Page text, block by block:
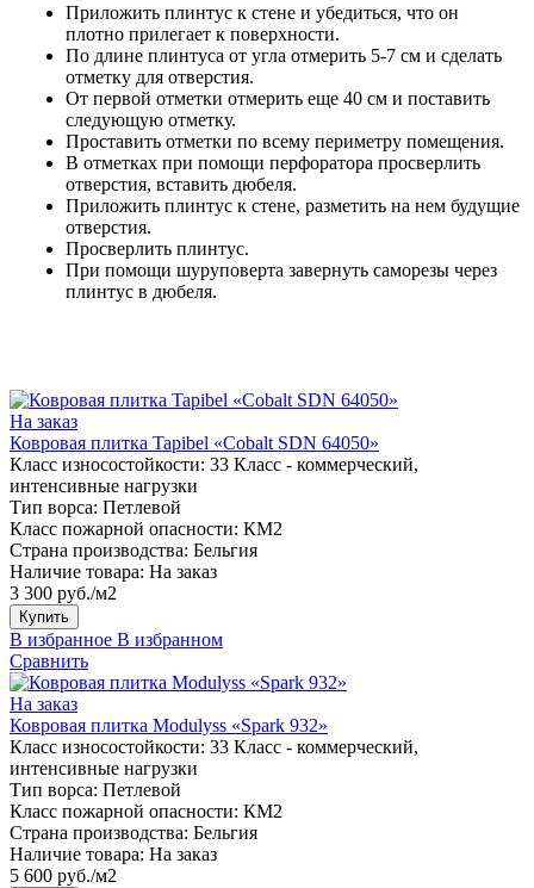
Приложить плинтус к стене и убедиться, что он
плотно прилегает к поверхности.
По длине плинтуса от угла отмерить 5-7 см и сделать
отметку для отверстия.
От первой отметки отмерить еще 40 см и поставить
следующую отметку.
Проставить отметки по всему периметру помещения.
В отметках при помощи перфоратора просверлить
отверстия, вставить дюбеля.
Приложить плинтус к стене, разметить на нем будущие
отверстия.
Просверлить плинтус.
При помощи шуруповерта завернуть саморезы через
плинтус в дюбеля.
На заказ
Ковровая плитка Tapibel «Cobalt SDN 64050»
Класс износостойкости: 33 Класс - коммерческий,
интенсивные нагрузки
Тип ворса: Петлевой
Класс пожарной опасности: КМ2
Страна производства: Бельгия
Наличие товара: На заказ
3 300 руб./м2
Купить
В избранное В избранном
Сравнить
На заказ
Ковровая плитка Modulyss «Spark 932»
Класс износостойкости: 33 Класс - коммерческий,
интенсивные нагрузки
Тип ворса: Петлевой
Класс пожарной опасности: КМ2
Страна производства: Бельгия
Наличие товара: На заказ
5 600 руб./м2